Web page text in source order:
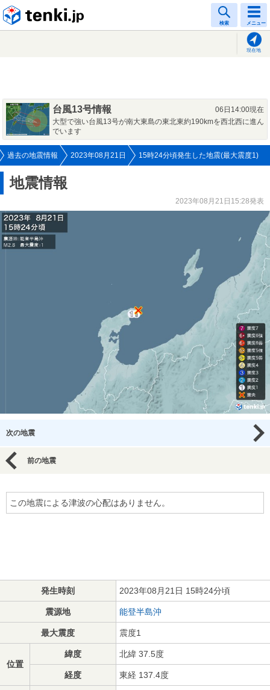
検索 メニュー
現在地
台風13号情報
06日14:00現在
大型で強い台風13号が南大東島の東北東約190kmを西北西に進ん
でいます
過去の地震情報 2023年08月21日 15時24分頃発生した地震(最大震度1)
地震情報
2023年08月21日15:28発表
次の地震
前の地震
この地震による津波の心配はありません。
発生時刻 2023年08月21日 15時24分頃
震源地 能登半島沖
最大震度 震度1
位置
緯度 北緯 37.5度
経度 東経 137.4度